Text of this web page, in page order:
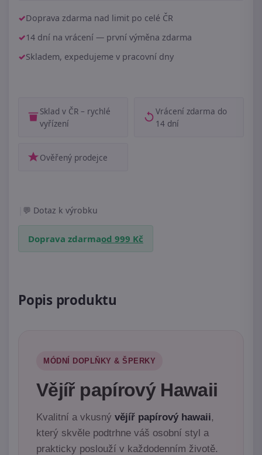
Doprava zdarma nad limit po celé ČR
14 dní na vrácení — první výměna zdarma
Skladem, expedujeme v pracovní dny
Sklad v ČR – rychlé
vyřízení
Vrácení zdarma do
14 dní
Ověřený prodejce
Dotaz k výrobku
Doprava zdarmaod 999 Kč
Popis produktu
MÓDNÍ DOPLŇKY & ŠPERKY
Vějíř papírový Hawaii
Kvalitní a vkusný vějíř papírový hawaii,
který skvěle podtrhne váš osobní styl a
prakticky poslouží v každodenním životě.